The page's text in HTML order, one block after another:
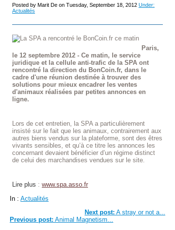
Posted by Marit De on Tuesday, September 18, 2012 Under:
Actualités
Paris,
le 12 septembre 2012 - Ce matin, le service
juridique et la cellule anti-trafic de la SPA ont
rencontré la direction du BonCoin.fr, dans le
cadre d'une réunion destinée à trouver des
solutions pour mieux encadrer les ventes
d'animaux réalisées par petites annonces en
ligne.
Lors de cet entretien, la SPA a particulièrement
insisté sur le fait que les animaux, contrairement aux
autres biens vendus sur la plateforme, sont des êtres
vivants sensibles, et qu’à ce titre les annonces les
concernant devaient bénéficier d’un régime distinct
de celui des marchandises vendues sur le site.
Lire plus : www.spa.asso.fr
In : Actualités
Next post: A stray or not a...
Previous post: Animal Magnetism...